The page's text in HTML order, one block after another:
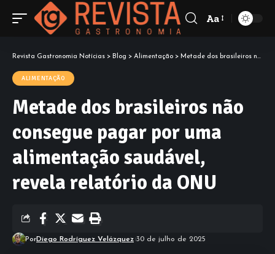
Font
Aa
Revista Gastronomia Notícias > Blog > Alimentação > Metade dos brasileiros não consegue pagar por uma alimentação saudável, revela relatório da ONU
ALIMENTAÇÃO
Metade dos brasileiros não
consegue pagar por uma
alimentação saudável,
revela relatório da ONU
PorDiego Rodríguez Velázquez 30 de julho de 2025